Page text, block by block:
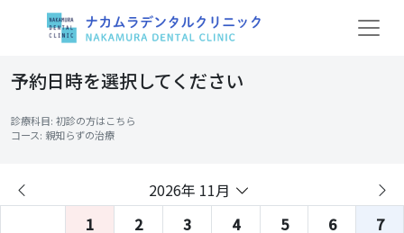
予約日時を選択してください
診療科目: 初診の方はこちら
コース: 親知らずの治療
2026年 11月
1
2 3 4 5 6 7